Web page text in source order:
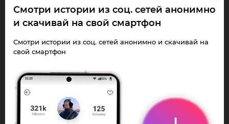
Смотри Stories и
скачивай Reels без
ограничений!
Переходи в ИнстаПай бот - смотри и
скачивай
Stories Reels
анонимно в чате
или Telegram-приложении.
Быстро, просто и удобно.
Смотри истории из соц. сетей анонимно
и скачивай на свой смартфон
Смотри истории из соц. сетей анонимно и скачивай на
свой смартфон